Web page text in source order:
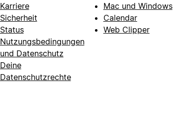
Karriere
Sicherheit
Status
Nutzungsbedingungen
und Datenschutz
Deine
Datenschutzrechte
Mac und Windows
Calendar
Web Clipper